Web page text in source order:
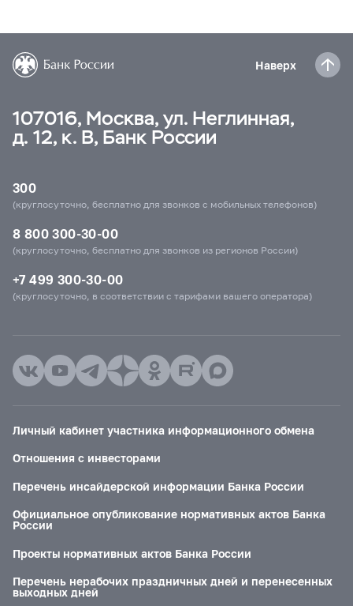
Наверх
107016, Москва, ул. Неглинная,
д. 12, к. В, Банк России
300
(круглосуточно, бесплатно для звонков с мобильных телефонов)
8 800 300-30-00
(круглосуточно, бесплатно для звонков из регионов России)
+7 499 300-30-00
(круглосуточно, в соответствии с тарифами вашего оператора)
Личный кабинет участника информационного обмена
Отношения с инвесторами
Перечень инсайдерской информации Банка России
Официальное опубликование нормативных актов Банка
России
Проекты нормативных актов Банка России
Перечень нерабочих праздничных дней и перенесенных
выходных дней